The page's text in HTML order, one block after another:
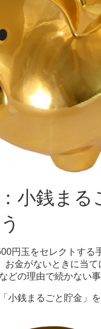
小銭まる
円玉をセレクトする
お金がないときに当
どの理由で続かない
小銭まるごと貯金」